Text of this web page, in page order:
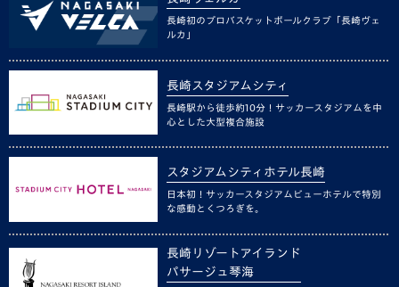
長崎初のプロバスケットボールクラブ「長崎ヴェ
ルカ」
長崎スタジアムシティ
長崎駅から徒歩約10分！サッカースタジアムを中
心とした大型複合施設
スタジアムシティホテル長崎
日本初！サッカースタジアムビューホテルで特別
な感動とくつろぎを。
長崎リゾートアイランド
パサージュ琴海